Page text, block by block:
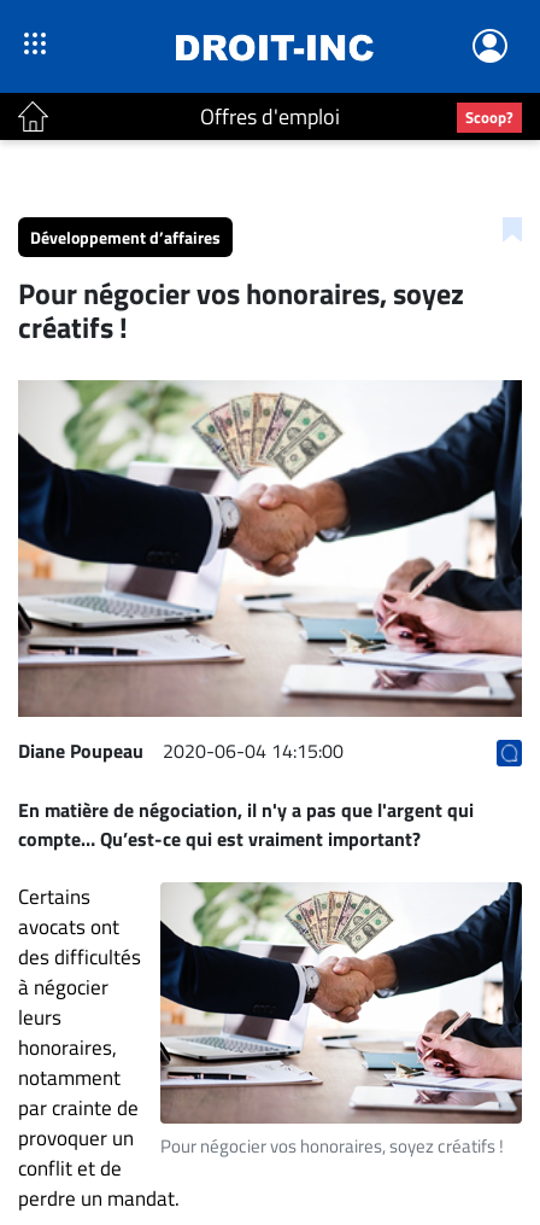
Offres d'emploi Scoop?
Accueil
Continu
Nominations
Bureaux
Conseillers
Juridiques
Campus
Carrière
Archives
CARRIÈRE
ET
EMPLOIS
AVOCATS
JURISTES
Offres
d'emploi
Formation
Continue
Métiers
Scoop?
CABINETS
ET
ENTREPRISES
Espace
entreprises
Développement d’affaires
Pour négocier vos honoraires, soyez
créatifs !
Diane Poupeau 2020-06-04 14:15:00
En matière de négociation, il n'y a pas que l'argent qui
compte… Qu’est-ce qui est vraiment important?
Pour négocier vos honoraires, soyez créatifs !
Certains
avocats ont
des difficultés
à négocier
leurs
honoraires,
notamment
par crainte de
provoquer un
conflit et de
perdre un mandat.